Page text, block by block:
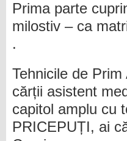
Prima parte
milostiv – ca
.
Tehnicile de
cărții asistent
capitol amplu cu
PRICEPUȚI, ai